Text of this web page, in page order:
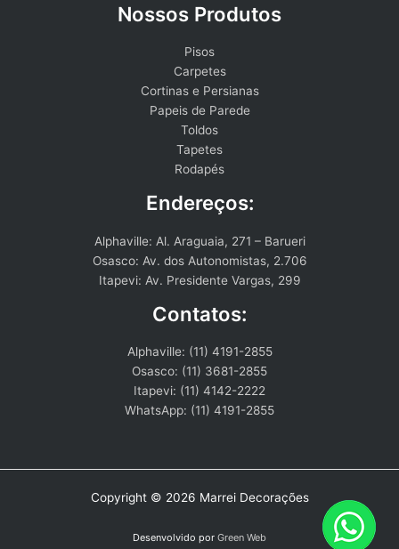
Nossos Produtos
Pisos
Carpetes
Cortinas e Persianas
Papeis de Parede
Toldos
Tapetes
Rodapés
Endereços:
Alphaville: Al. Araguaia, 271 – Barueri
Osasco: Av. dos Autonomistas, 2.706
Itapevi: Av. Presidente Vargas, 299
Contatos:
Alphaville: (11) 4191-2855
Osasco: (11) 3681-2855
Itapevi: (11) 4142-2222
WhatsApp: (11) 4191-2855
Copyright © 2026 Marrei Decorações
Desenvolvido por Green Web